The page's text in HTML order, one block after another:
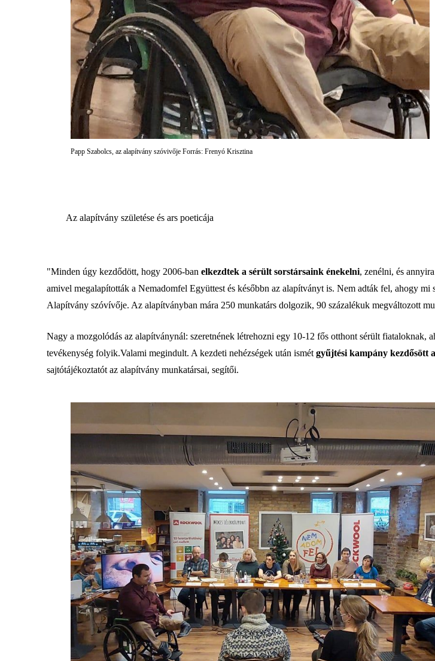
Papp Szabolcs, az alapítvány szóvivője Forrás: Frenyó Krisztina
Az alapítvány születése és ars poeticája
"Minden úgy kezdődött, hogy 2006-ban elkezdtek a sérült sorstársaink énekelni, zenélni, és
amivel megalapították a Nemadomfel Együttest és későbbn az alapítványt is. Nem adták fel, ahogy
Alapítvány szóvívője. Az alapítványban mára 250 munkatárs dolgozik, 90 százalékuk megváltozott
Nagy a mozgolódás az alapítványnál: szeretnének létrehozni egy 10-12 fős otthont sérült
tevékenység folyik.Valami megindult. A kezdeti nehézségek után ismét gyűjtési kampány kezdősött
sajtótájékoztatót az alapítvány munkatársai, segítői.